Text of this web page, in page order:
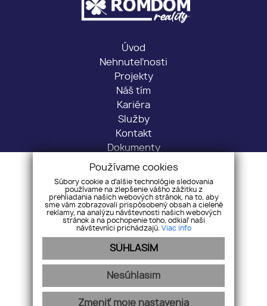
Úvod
Nehnuteľnosti
Projekty
Náš tím
Kariéra
Služby
Kontakt
Dokumenty
Sídlo: Predmestská 1716/30, 01001 Žilina
Kancelária: Veľká Okružná 43, 010 01 Žilina
+421 917 451 653
info@romdom.sk
Pridajte si nás
Ochrana osobných údajov Pravidlá cookies
Používame cookies
Súbory cookie a ďalšie technológie sledovania
používame na zlepšenie vášho zážitku z
prehliadania našich webových stránok, na to, aby
sme vám zobrazovali prispôsobený obsah a cielené
reklamy, na analýzu návštevnosti našich webových
stránok a na pochopenie toho, odkiaľ naši
návštevníci prichádzajú. Viac info
SÚHLASÍM
Nesúhlasím
Zmeniť moje nastavenia